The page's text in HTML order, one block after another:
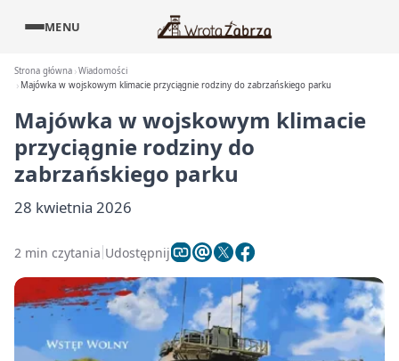
MENU
Strona główna Wiadomości
Majówka w wojskowym klimacie przyciągnie rodziny do zabrzańskiego parku
Majówka w wojskowym klimacie
przyciągnie rodziny do
zabrzańskiego parku
28 kwietnia 2026
2 min czytania Udostępnij